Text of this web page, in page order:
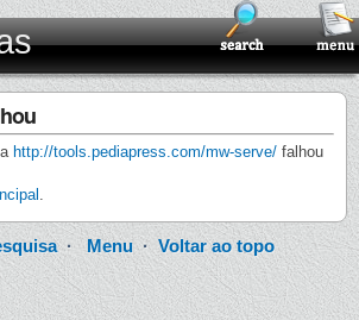
http://tools.pediapress.com/mw-serve/ falhou
.
· Menu· Voltar ao topo